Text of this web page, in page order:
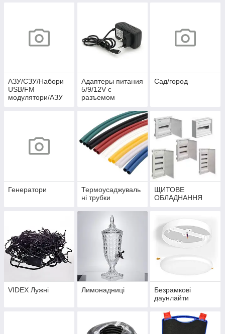
АЗУ/СЗУ/Набори
USB/FM
модулятори/АЗУ
Адаптеры питания
5/9/12V c
разъемом
Сад/город
Генератори
Термоусаджуваль
ні трубки
ЩИТОВЕ
ОБЛАДНАННЯ
VIDEX Лужні Лимонадниці
Безрамкові
даунлайти